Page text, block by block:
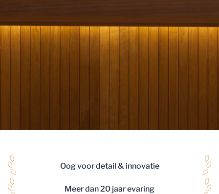
Oog voor detail & innovatie
Meer dan 20 jaar evaring